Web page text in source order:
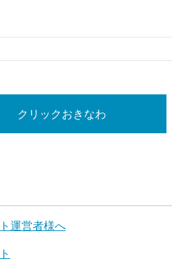
クリックおきなわ
運営者様へ